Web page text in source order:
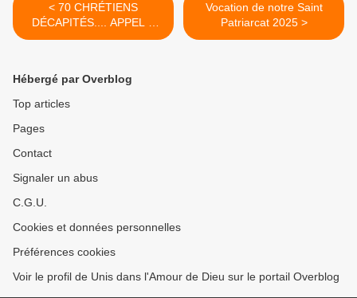
< 70 CHRÉTIENS
DÉCAPITÉS.... APPEL A
L'AIDE !!!!!!!!!!
Vocation de notre Saint
Patriarcat 2025 >
Hébergé par Overblog
Top articles
Pages
Contact
Signaler un abus
C.G.U.
Cookies et données personnelles
Préférences cookies
Voir le profil de Unis dans l'Amour de Dieu sur le portail Overblog